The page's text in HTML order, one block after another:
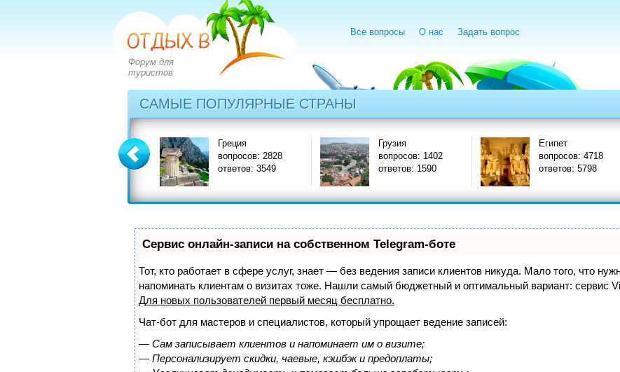
Форум для
туристов
Все вопросы О нас Задать вопрос
САМЫЕ ПОПУЛЯРНЫЕ СТРАНЫ
Греция
вопросов: 2828
ответов: 3549
Грузия
вопросов: 1402
ответов: 1590
Египет
вопросов: 4718
ответов: 5798
Решенные вопросы!
Стоимость путевки на Бали?
Средняя цена путевки на 14
Сервис онлайн-записи на собственном Telegram-боте
Тот, кто работает в сфере услуг, знает — без ведения записи клиентов никуда. Мало того, что
напоминать клиентам о визитах тоже. Нашли самый бюджетный и оптимальный вариант: сервис
Для новых пользователей первый месяц бесплатно.
Чат-бот для мастеров и специалистов, который упрощает ведение записей:
— Сам записывает клиентов и напоминает им о визите;
— Персонализирует скидки, чаевые, кэшбэк и предоплаты;